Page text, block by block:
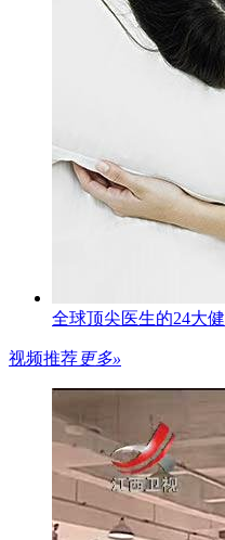
全球顶尖医生的24大健
视频推荐更多»